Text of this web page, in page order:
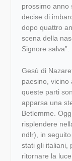
prossimo anno
decise di
dopo quattro
scena della
Signore salva”.
Gesù di
paesino, vicino
queste parti
apparsa una
Betlemme.
risplendere
ndlr), in
stati gli italiani,
ritornare la